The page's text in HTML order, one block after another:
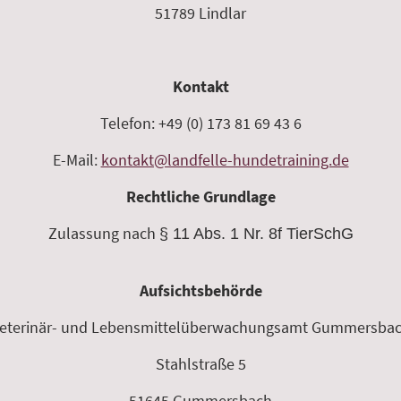
51789 Lindlar
Kontakt
Telefon: +49 (0) 173 81 69 43 6
E-Mail: kontakt@landfelle-hundetraining.de
Rechtliche Grundlage
Zulassung nach § 11 Abs. 1 Nr. 8f TierSchG
Aufsichtsbehörde
und Lebensmittelüberwachungsamt
Stahlstraße 5